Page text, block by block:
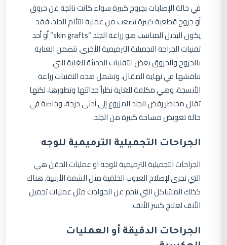
في حالة الإصابات بجروح كبيرة سواء كانت ناتجة عن حروق
أو جروح قطعية كبيرة تصعب من عملية التئام الجلد، فقد
يكون البديل المناسب هو زراعة الجلد “skin grafts” أو أحد
تقنيات الجراحة التجميلية الترميمية الأخرى. تتضمن العناية
بالجروح والحروق بعض التقنيات الحديثة للغاية التي
نناقشها في نهاية المقال، وتشمل هذه التقنيات زراعة
الأنسجة، وهي مكلفة للغاية نظراً حداثتها وتطورها، لكنها
تقلل مخاطر رفض الجلد المزروع إلى أدنى درجة، وخاصة في
حالة تعويض مساحة كبيرة من الجلد.
الجراحات التجميلية الترميمية للوجه
الجراحات التجميلية الترميمية للوجه او عمليات الحقن هي
التي تجرى لإصلاح العيوب الخلقية مثل الشفة الأرنبية. هناك
كذلك المشاكل التي تنجم عن الحوادث مثل عمليات تجميل
الأنف لعلاج كسر الأنف.
الجراحات الدقيقة أو العمليات